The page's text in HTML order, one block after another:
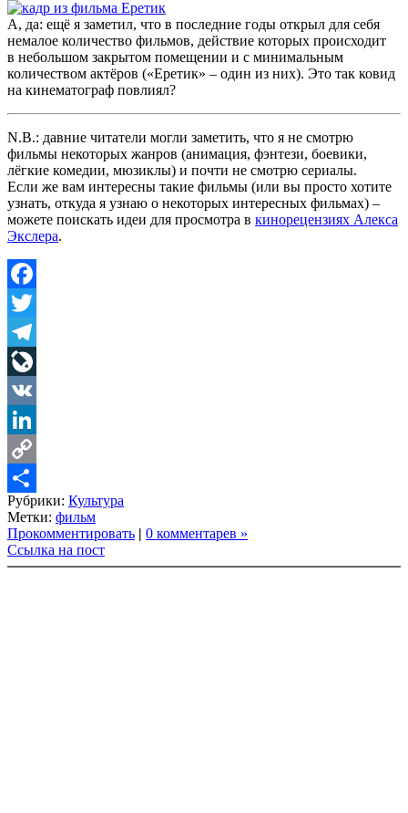
А, да: ещё я заметил, что в последние годы открыл для себя
немалое количество фильмов, действие которых происходит
в небольшом закрытом помещении и с минимальным
количеством актёров («Еретик» – один из них). Это так ковид
на кинематограф повлиял?
N.B.: давние читатели могли заметить, что я не смотрю
фильмы некоторых жанров (анимация, фэнтези, боевики,
лёгкие комедии, мюзиклы) и почти не смотрю сериалы.
Если же вам интересны такие фильмы (или вы просто хотите
узнать, откуда я узнаю о некоторых интересных фильмах) –
можете поискать идеи для просмотра в кинорецензиях Алекса
Экслера.
Facebook
Twitter
Telegram
LiveJournal
VK
LinkedIn
Copy
Link
Share
Рубрики: Культура
Метки: фильм
Прокомментировать | 0 комментарев »
Ссылка на пост